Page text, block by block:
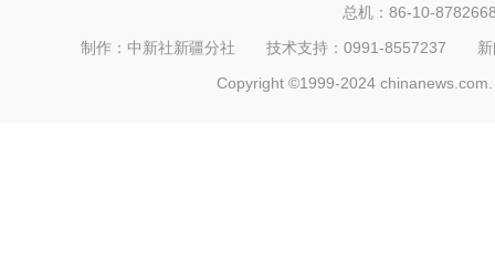
总机：86-10-
制作：中新社新疆分社 技术支持：0991-8557237
Copyright ©1999-2024